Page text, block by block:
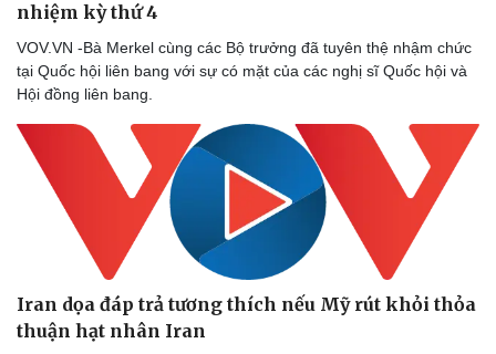
Sức khỏe
Dinh dưỡng - món ngon
Cây thuốc
Sản phụ khoa
Nhi khoa
Nam khoa
Làm đẹp - giảm cân
Đời sống
Nhà đẹp
Tình yêu - Gia đình
nhiệm kỳ thứ 4
VOV.VN -Bà Merkel cùng các Bộ trưởng đã tuyên thệ nhậm chức
tại Quốc hội liên bang với sự có mặt của các nghị sĩ Quốc hội và
Hội đồng liên bang.
Iran dọa đáp trả tương thích nếu Mỹ rút khỏi thỏa
thuận hạt nhân Iran